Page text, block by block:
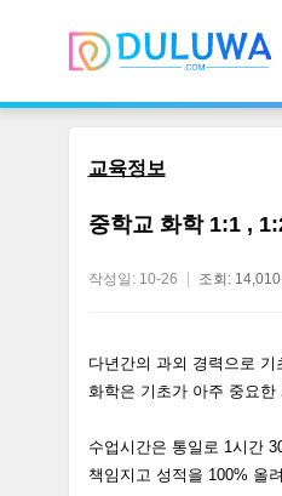
교육정보
중학교 화학 1:1 ,
작성일: 10-26 조회: 14,010
다년간의 과외 경력으로 기
화학은 기초가 아주 중요한
수업시간은 통일로 1시간
책임지고 성적을 100% 올